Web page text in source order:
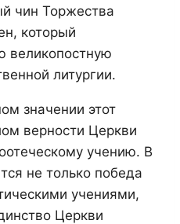
чин Торжества
который
великопостную
литургии.
значении этот
верности Церкви
учению. В
не только победа
учениями,
Церкви